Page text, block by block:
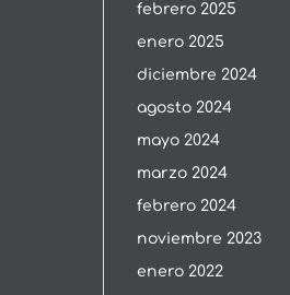
febrero 2025
enero 2025
diciembre 2024
agosto 2024
mayo 2024
marzo 2024
febrero 2024
noviembre 2023
enero 2022